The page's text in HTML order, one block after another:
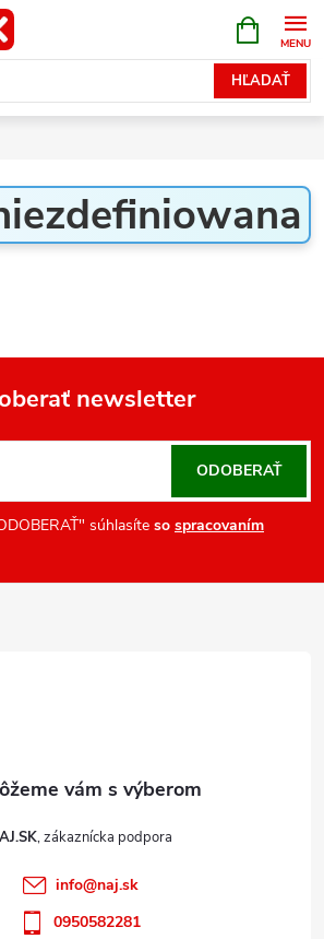
HĽADAŤ
KOŠÍK
newsletter
súhlasíte so spracovaním
ODOBERAŤ
info@naj.sk
0950582281